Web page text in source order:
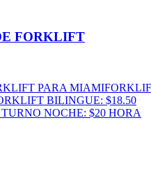
FORKLIFT
PARA
BILINGUE: $18.50
NOCHE: $20 HORA